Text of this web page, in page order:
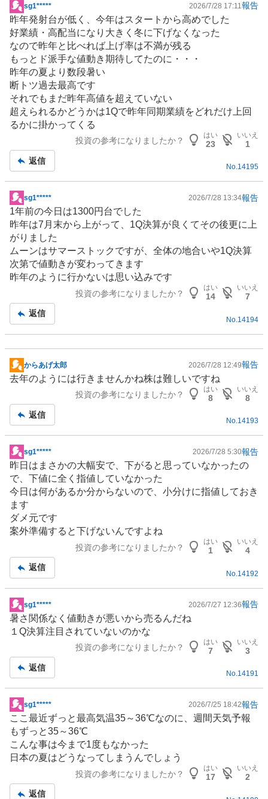
掲
示
板
記
事
sg1***** 2026/7/28 17:11 報告
昨年発射台が低く、今年はスタートから高めでした
好業績・高配当になり大きく冬に下げなくなった
なので昨年と比べれば上げ率は不満が残る
もっとド派手な値動き期待してたのに・・・
昨年の夏より数段暑い
断トツ過去最高です
それでもまだ昨年高値を超えていない
超えられるかどうかは1Qで昨年同期業績をどれだけ上回
るかに掛かってくる
投資の参考になりましたか？
はい
23
いいえ
1
返信
No.14195
掲
示
板
記
事
sg1***** 2026/7/28 13:34報告
1年前の今日は1300円台でした
昨年は7月末から上がって、1Q決算が良くてその後更に上
がりました
ムーンはサマーストック ですが、全体の地合いや1Q決算
次第で値動きが変わってきます
昨年のように行かないは思い込みです
投資の参考になりましたか？
はい
14
いいえ
7
返信
No. 14194
掲
示
事
からあげ太郎 2026/7/28 12:49報告
去年のようには行きませんかね株は難しいですね
投資の参考になりましたか？
はい
8
いいえ
8
返信
No.14193
掲
示
板
記
事
sg1***** 2026/7/28 5:30報告
昨日はまさかの大幅安で、下がると思っていなかったの
で、下値に全く指値していなかった
今日は何があるか分からないので、小分けに指値しておき
ます
ダメ元です
案外準備すると下げないんですよね
投資の参考になりましたか？
はい
1
いいえ
4
返信
No. 14192
掲
示
板
sg1***** 2026/7/27 12:36報告
暑さ関係なく値動きが悪いから売るんだね
１Q決算注目されていないのかな
投資の参考になりましたか？
はい
7
いいえ
3
返信
No.14191
掲
示
板
記
事
sg1***** 2026/7/25 18:42報告
ここ最近ずっと最高気温35～36℃なのに、週間天気予報
もずっと35～36℃
こんな事は今まで1度もなかった
日本の夏はどうなってしまうんでしょう
投資の参考になりましたか？
はい
17
いいえ
2
返信